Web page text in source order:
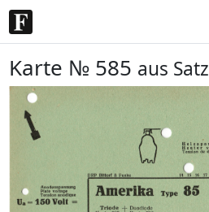
Karte № 585 aus Satz